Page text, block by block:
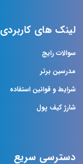
لینک های کاربردی
سوالات رایج
مدرسین برتر
شرایط و قوانین استفاده
شارژ کیف پول
دسترسی سریع